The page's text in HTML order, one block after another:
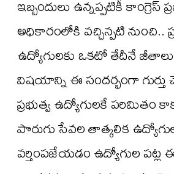
ఇబ్బందులు ఉన్న‌ప్ప‌టికీ కాంగ్రెస్
అధికారంలోకి వ‌చ్చిన్ప‌టి నుంచి..
ఉద్యోగుల‌కు ఒక‌టో తేదీనే జీతాలు
విష‌యాన్ని ఈ సంద‌ర్భంగా గుర్తు
ప్రభుత్వ ఉద్యోగులకే పరిమితం
పొరుగు సేవ‌ల తాత్క‌లిక
వర్తింపజేయడం ఉద్యోగుల ప‌ట్ల